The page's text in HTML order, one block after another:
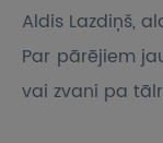
Aldis Lazdiņš,
Par pārējiem
vai zvani pa